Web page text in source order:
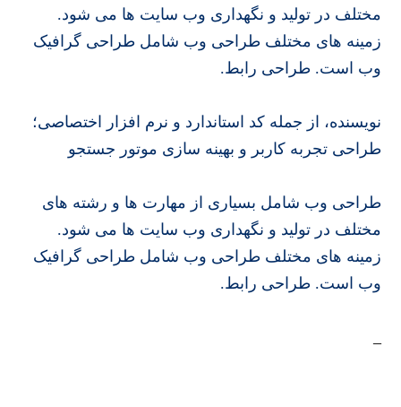
مختلف در تولید و نگهداری وب سایت ها می شود.
زمینه های مختلف طراحی وب شامل طراحی گرافیک
وب است. طراحی رابط.
نویسنده، از جمله کد استاندارد و نرم افزار اختصاصی؛
طراحی تجربه کاربر و بهینه سازی موتور جستجو
طراحی وب شامل بسیاری از مهارت ها و رشته های
مختلف در تولید و نگهداری وب سایت ها می شود.
زمینه های مختلف طراحی وب شامل طراحی گرافیک
وب است. طراحی رابط.